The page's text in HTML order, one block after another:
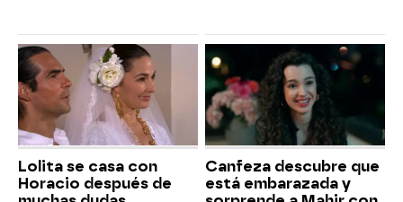
Lolita se casa con
Horacio después de
Canfeza descubre que
está embarazada y